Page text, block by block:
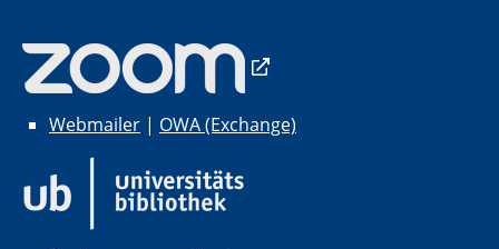
Webmailer | OWA (Exchange)